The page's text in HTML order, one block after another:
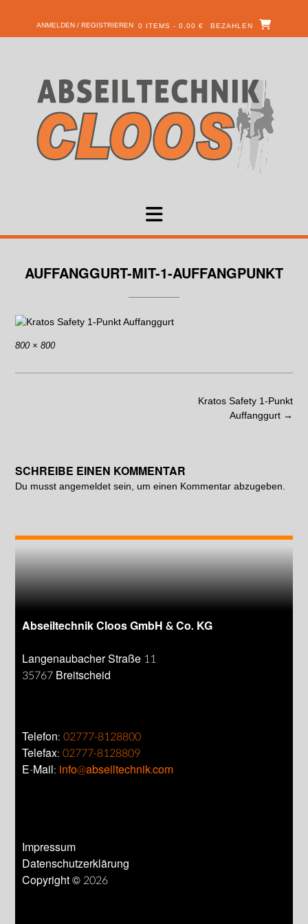
ANMELDEN / REGISTRIEREN 0 ITEMS - 0,00 € BEZAHLEN
AUFFANGGURT-MIT-1-AUFFANGPUNKT
800 × 800
Kratos Safety 1-Punkt
Auffanggurt →
SCHREIBE EINEN KOMMENTAR
Du musst angemeldet sein, um einen Kommentar abzugeben.
Abseiltechnik Cloos GmbH & Co. KG
Langenaubacher Straße 11
35767 Breitscheid
Telefon:02777-8128800
Telefax:02777-8128809
E-Mail: info@abseiltechnik.com
Impressum
Datenschutzerklärung
Copyright © 2026